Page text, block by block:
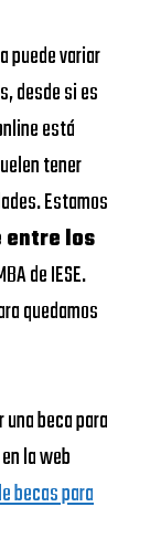
puede variar
desde si es
está
tener
Estamos
entre los
de IESE.
quedamos
beca para
la web
becas para